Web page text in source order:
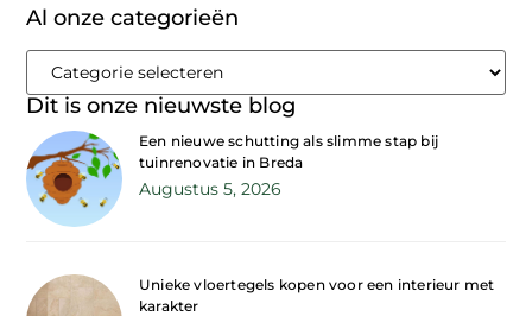
Al onze categorieën
Dit is onze nieuwste blog
Een nieuwe schutting als slimme stap bij
tuinrenovatie in Breda
Augustus 5, 2026
Unieke vloertegels kopen voor een interieur met
karakter